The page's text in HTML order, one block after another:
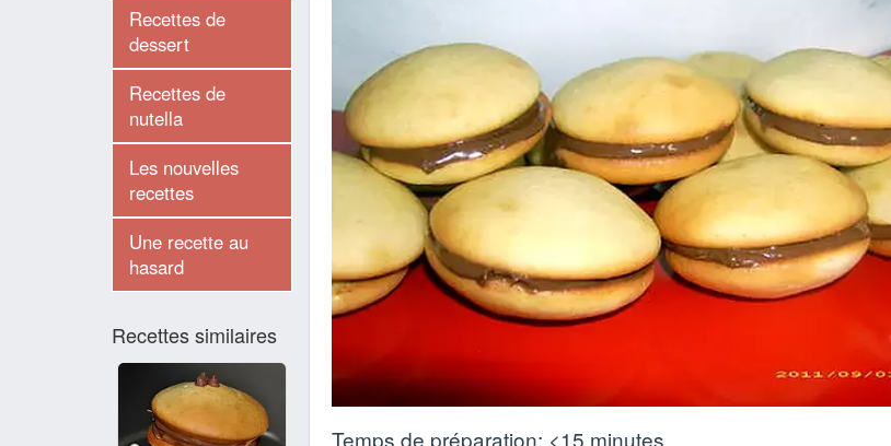
Temps de préparation: <15 minutes
Recettes de
dessert
Recettes de
nutella
Les nouvelles
recettes
Une recette au
hasard
Recettes similaires